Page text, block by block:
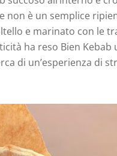
è un semplice
e marinato con le
ha reso Bien
di un’esperienza di